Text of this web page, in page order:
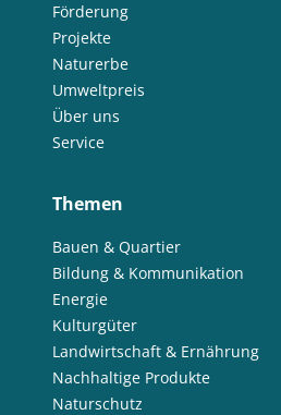
Förderung
Projekte
Naturerbe
Umweltpreis
Über uns
Service
Themen
Bauen & Quartier
Bildung & Kommunikation
Energie
Kulturgüter
Landwirtschaft & Ernährung
Nachhaltige Produkte
Naturschutz